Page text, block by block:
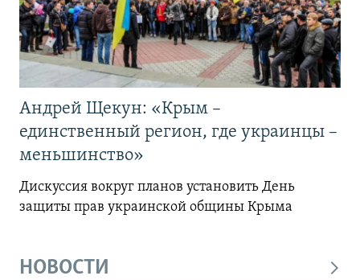
Андрей Щекун: «Крым –
единственный регион, где украинцы –
меньшинство»
Дискуссия вокруг планов установить День
защиты прав украинской общины Крыма
НОВОСТИ